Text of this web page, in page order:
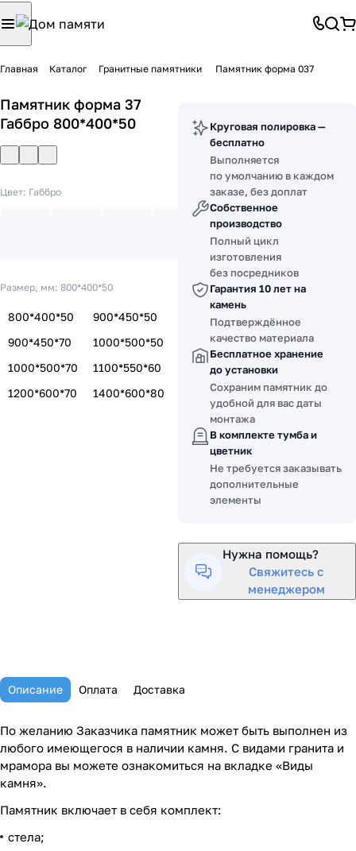
Главная Каталог Гранитные памятники Памятник форма 037
Памятник форма 37
Габбро 800*400*50
Цвет: Габбро
Размер, мм: 800*400*50
800*400*50
900*450*50
900*450*70
1000*500*50
1000*500*70
1100*550*60
1200*600*70
1400*600*80
Круговая полировка —
бесплатно
Выполняется
по умолчанию в каждом
заказе, без доплат
Собственное
производство
Полный цикл
изготовления
без посредников
Гарантия 10 лет на
камень
Подтверждённое
качество материала
Бесплатное хранение
до установки
Сохраним памятник до
удобной для вас даты
монтажа
В комплекте тумба и
цветник
Не требуется заказывать
дополнительные
элементы
Нужна помощь?
Свяжитесь с
менеджером
Описание Оплата Доставка
По желанию Заказчика памятник может быть выполнен из
любого имеющегося в наличии камня. С видами гранита и
мрамора вы можете ознакомиться на вкладке «Виды
камня».
Памятник включает в себя комплект:
стела;